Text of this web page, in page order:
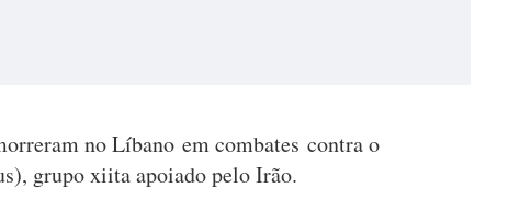
no Líbano em combates contra o
grupo xiita apoiado pelo Irão.